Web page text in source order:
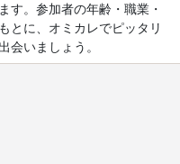
す。参加者の年齢・職業・
とに、オミカレでピッタリ
会いましょう。